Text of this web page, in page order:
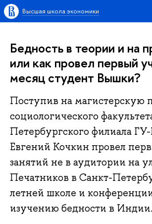
Высшая школа экономики
Бедность в теории и на
или как провел первый
месяц студент Вышки?
Поступив на магистерскую
социологического
Петербургского филиала
Евгений Кочкин провел
занятий не в аудитории на
Печатников в Санкт-
летней школе и
изучению бедности в Индии.